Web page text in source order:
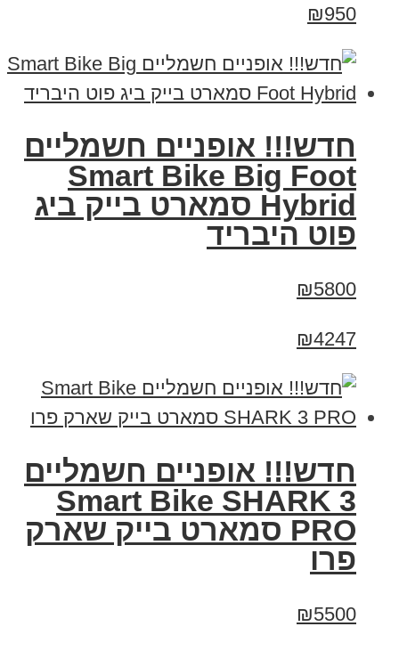
₪950
חדש!!! אופניים חשמליים
Smart Bike Big Foot
Hybrid סמארט בייק ביג
פוט היבריד
₪5800
₪4247
חדש!!! אופניים חשמליים
Smart Bike SHARK 3
PRO סמארט בייק שארק
פרו
₪5500